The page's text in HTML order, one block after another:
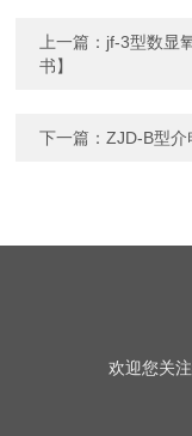
上一篇： jf-3型数显
书】
下一篇：ZJD-B型介
欢迎您关